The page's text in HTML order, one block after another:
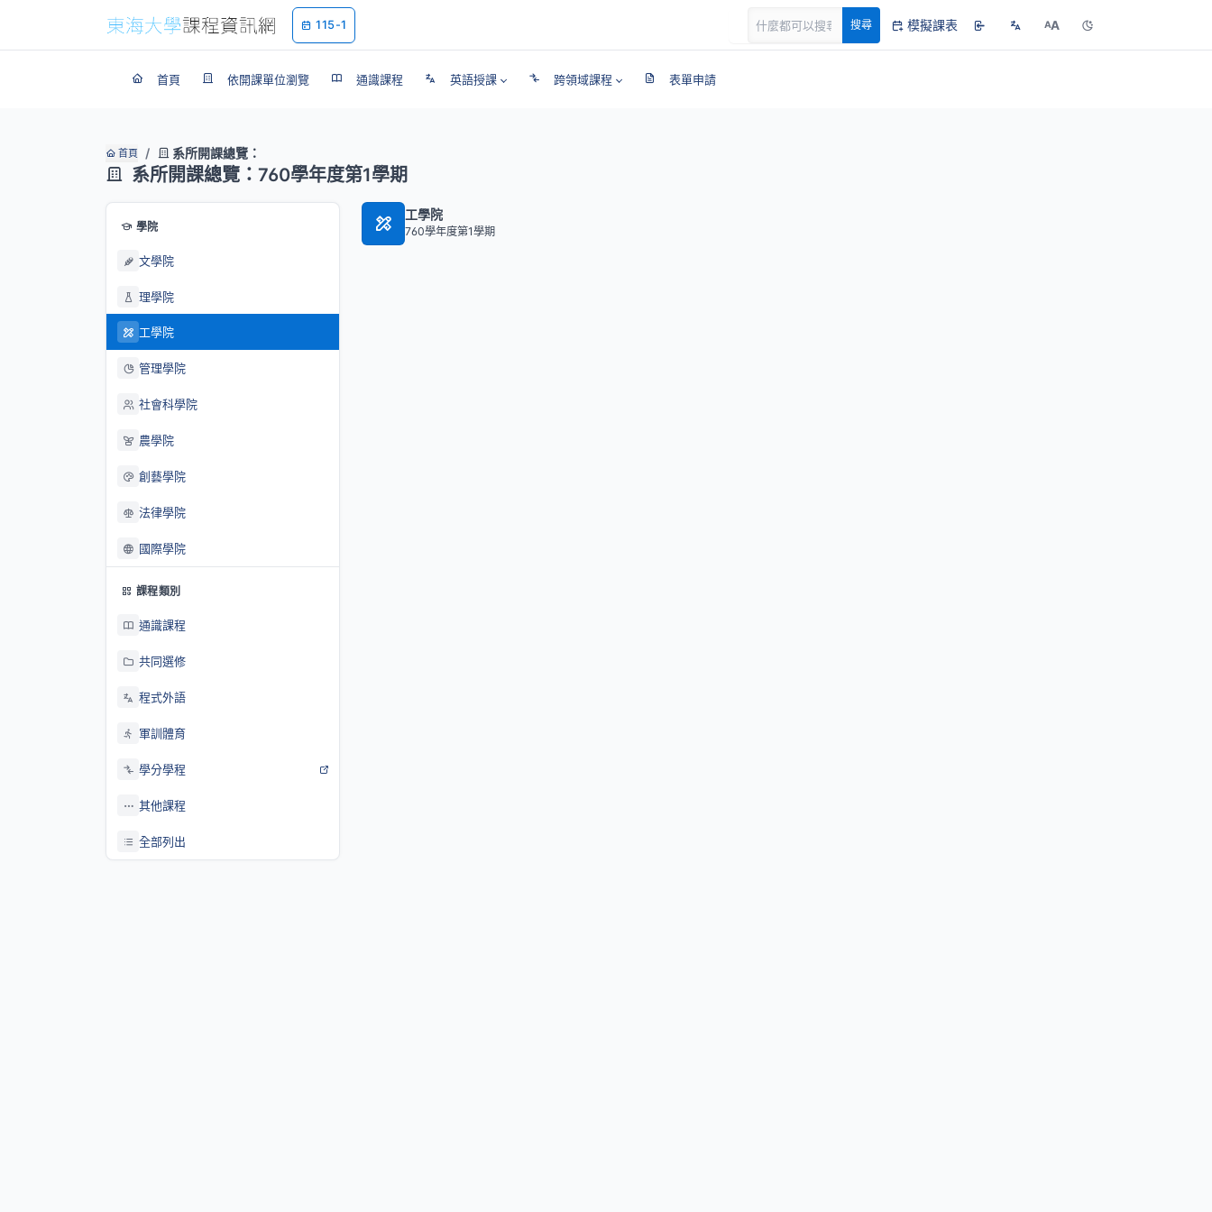
115-1 搜尋 模擬課表 AA
首頁 依開課單位瀏覽 通識課程 英語授課 跨領域課程 表單申請
首頁 系所開課總覽：
系所開課總覽：760學年度第1學期
學院
文學院
理學院
工學院
管理學院
社會科學院
農學院
創藝學院
法律學院
國際學院
課程類別
通識課程
共同選修
程式外語
軍訓體育
學分學程
其他課程
全部列出
工學院
760學年度第1學期